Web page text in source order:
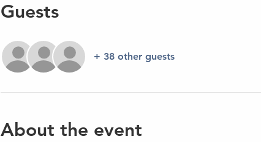
Guests
+ 38 other guests
About the event